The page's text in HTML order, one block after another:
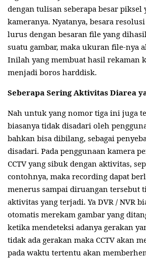
dengan tulisan seberapa besar piksel
kameranya. Nyatanya, besara
lurus dengan besaran file yang
suatu gambar, maka ukuran file-nya
Inilah yang membuat hasil rekaman
menjadi boros harddisk.
Seberapa Sering Aktivitas Diarea
Nah untuk yang nomor tiga ini juga
biasanya tidak disadari oleh
bahkan bisa dibilang, sebagai
disadari. Pada penggunaan kamera
CCTV yang sibuk dengan aktivitas,
contohnya, maka recording dapat
menerus sampai diruangan tersebut
aktivitas yang terjadi. Ya DVR / NVR
otomatis merekam gambar yang
ketika mendeteksi adanya gerakan
tidak ada gerakan maka CCTV akan
pada waktu tertentu akan